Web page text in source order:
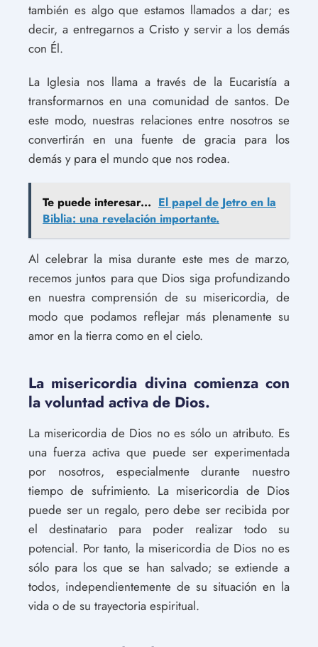
también es algo que estamos llamados a dar; es
decir, a entregarnos a Cristo y servir a los demás
con Él.
La Iglesia nos llama a través de la Eucaristía a
transformarnos en una comunidad de santos. De
este modo, nuestras relaciones entre nosotros se
convertirán en una fuente de gracia para los
demás y para el mundo que nos rodea.
Te puede interesar... El papel de Jetro en la
Biblia: una revelación importante.
Al celebrar la misa durante este mes de marzo,
recemos juntos para que Dios siga profundizando
en nuestra comprensión de su misericordia, de
modo que podamos reflejar más plenamente su
amor en la tierra como en el cielo.
La misericordia divina comienza con
la voluntad activa de Dios.
La misericordia de Dios no es sólo un atributo. Es
una fuerza activa que puede ser experimentada
por nosotros, especialmente durante nuestro
tiempo de sufrimiento. La misericordia de Dios
puede ser un regalo, pero debe ser recibida por
el destinatario para poder realizar todo su
potencial. Por tanto, la misericordia de Dios no es
sólo para los que se han salvado; se extiende a
todos, independientemente de su situación en la
vida o de su trayectoria espiritual.